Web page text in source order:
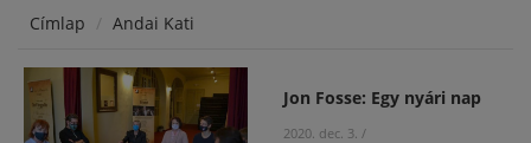
Címlap Andai Kati
Jon Fosse: Egy nyári nap
2020. dec. 3. /